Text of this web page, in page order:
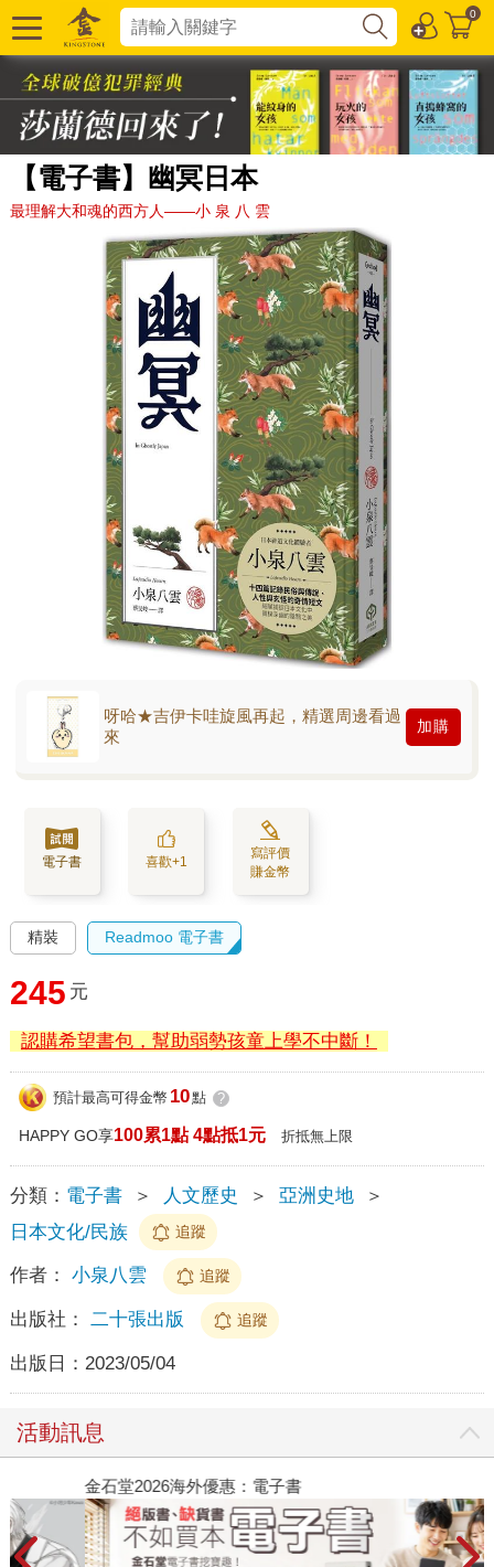
0
【電子書】幽冥日本
最理解大和魂的西方人——小 泉 八 雲
呀哈★吉伊卡哇旋風再起，精選周邊看過
來
加購
電子書 喜歡+1
寫評價
賺金幣
精裝 Readmoo 電子書
245 元
認購希望書包，幫助弱勢孩童上學不中斷！
預計最高可得金幣 10點 ?
HAPPY GO享100累1點 4點抵1元 折抵無上限
分類： 電子書 ＞ 人文歷史 ＞ 亞洲史地
＞
日本文化/民族
追蹤
作者： 小泉八雲 追蹤
出版社： 二十張出版 追蹤
出版日： 2023/05/04
活動訊息
金石堂2026海外優惠：電子書